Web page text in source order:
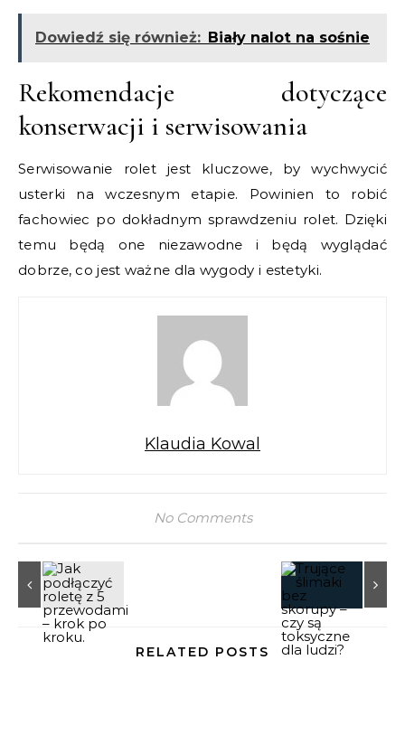
Dowiedź się również: Biały nalot na sośnie
Rekomendacje dotyczące
konserwacji i serwisowania
Serwisowanie rolet jest kluczowe, by wychwycić
usterki na wczesnym etapie. Powinien to robić
fachowiec po dokładnym sprawdzeniu rolet. Dzięki
temu będą one niezawodne i będą wyglądać
dobrze, co jest ważne dla wygody i estetyki.
Klaudia Kowal
No Comments
RELATED POSTS